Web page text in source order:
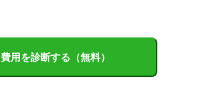
費用を診断する（無料）